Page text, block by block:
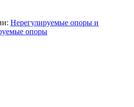
Нерегулируемые опоры и
опоры